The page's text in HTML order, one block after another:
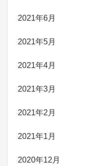
2021年6月
2021年5月
2021年4月
2021年3月
2021年2月
2021年1月
2020年12月